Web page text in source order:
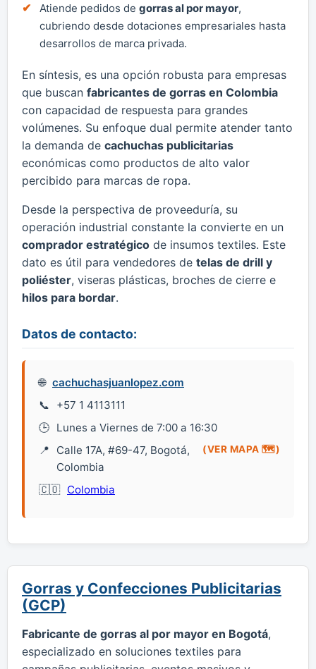
Atiende pedidos de gorras al por mayor,
cubriendo desde dotaciones empresariales hasta
desarrollos de marca privada.
En síntesis, es una opción robusta para empresas
que buscan fabricantes de gorras en Colombia
con capacidad de respuesta para grandes
volúmenes. Su enfoque dual permite atender tanto
la demanda de cachuchas publicitarias
económicas como productos de alto valor
percibido para marcas de ropa.
Desde la perspectiva de proveeduría, su
operación industrial constante la convierte en un
comprador estratégico de insumos textiles. Este
dato es útil para vendedores de telas de drill y
poliéster, viseras plásticas, broches de cierre e
hilos para bordar.
Datos de contacto:
cachuchasjuanlopez.com
+57 1 4113111
Lunes a Viernes de 7:00 a 16:30
Calle 17A, #69-47, Bogotá,
Colombia
(VER MAPA 🗺️)
Colombia
Gorras y Confecciones Publicitarias
(GCP)
Fabricante de gorras al por mayor en Bogotá,
especializado en soluciones textiles para